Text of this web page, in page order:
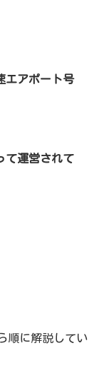
エアポート号
て運営されて
順に解説してい